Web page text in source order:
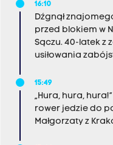
16:10
Dźgnął
przed blokiem w
Sączu. 40-latek z
usiłowania
15:49
„Hura, hura,
rower jedzie do
Małgorzaty z